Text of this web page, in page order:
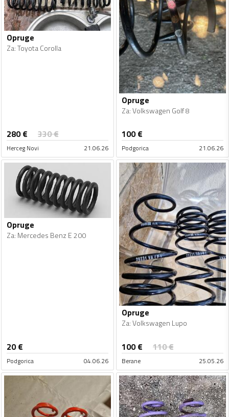
Opruge
Za:Toyota Corolla
280€ 330€
Herceg Novi 21.06.26
Opruge
Za:Volkswagen Golf 8
100€
Podgorica 21.06.26
Opruge
Za: Mercedes Benz E 200
20€
Podgorica 04.06.26
Opruge
Za:Volkswagen Lupo
100€ 110€
Berane 25.05.26